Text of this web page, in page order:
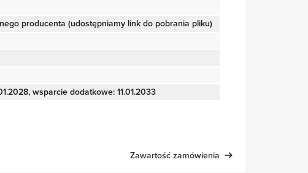
producenta (udostępniamy link do pobrania pliku)
wsparcie dodatkowe: 11.01.2033
Zawartość zamówienia